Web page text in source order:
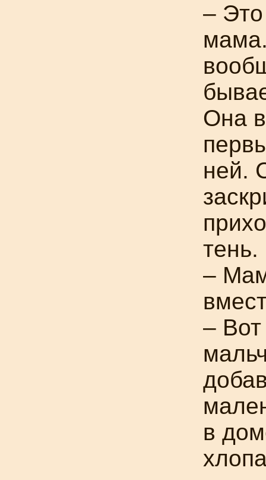
– Это
Она
ней.
тень.
–
–
в